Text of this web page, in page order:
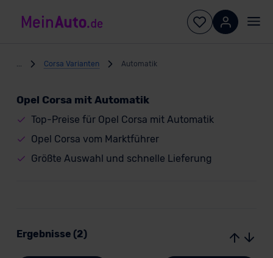
Corsa Varianten Automatik
Opel Corsa mit Automatik
Top-Preise für Opel Corsa mit Automatik
Opel Corsa vom Marktführer
Größte Auswahl und schnelle Lieferung
Ergebnisse (2)